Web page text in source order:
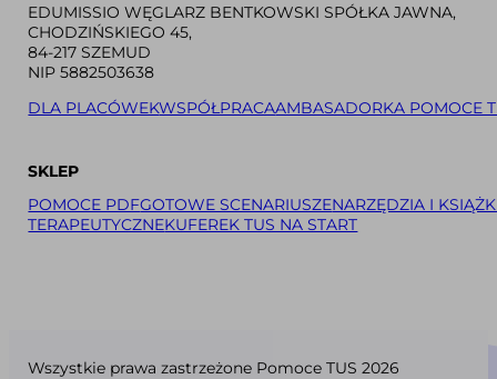
EDUMISSIO WĘGLARZ BENTKOWSKI SPÓŁKA JAWNA,
CHODZIŃSKIEGO 45,
84-217 SZEMUD
NIP 5882503638
DLA PLACÓWEKWSPÓŁPRACAAMBASADORKA POMOCE
SKLEP
POMOCE PDFGOTOWE SCENARIUSZENARZĘDZIA I
TERAPEUTYCZNEKUFEREK TUS NA START
Wszystkie prawa zastrzeżone Pomoce TUS 2026